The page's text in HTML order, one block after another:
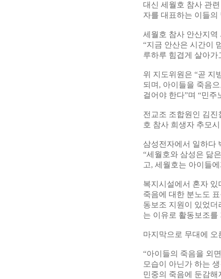
대신 세월호 참사 관
자를 대표하는 이들
세월호 참사 안산지
“지금 안산은 시간이
루하루 힘겹게 살아가
위 지도위원은 “곧 지
되며, 아이들을 죽음
걸어야 한다”며 “민
전교조 조합원인 김
호 참사 희생자 추모
삼성전자에서 일하다
“세월호와 삼성은 닮
고, 세월호는 아이들
복지시설에서 혼자 있
죽음에 대한 분노도
동보조 지원이 있었더
는 이유로 활동보조
마지막으로 무대에
“아이들의 죽음을 외
모습이 아닌가 하는
민중의 죽음에 둔감